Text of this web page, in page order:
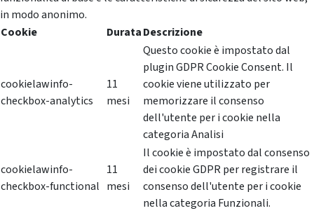
in modo anonimo.
Cookie
DurataDescrizione
cookielawinfo-
checkbox-analytics
11
mesi
Questo cookie è impostato dal
plugin GDPR Cookie Consent. Il
cookie viene utilizzato per
memorizzare il consenso
dell'utente per i cookie nella
categoria Analisi
cookielawinfo-
checkbox-functional
11
mesi
Il cookie è impostato dal consenso
dei cookie GDPR per registrare il
consenso dell'utente per i cookie
nella categoria Funzionali.